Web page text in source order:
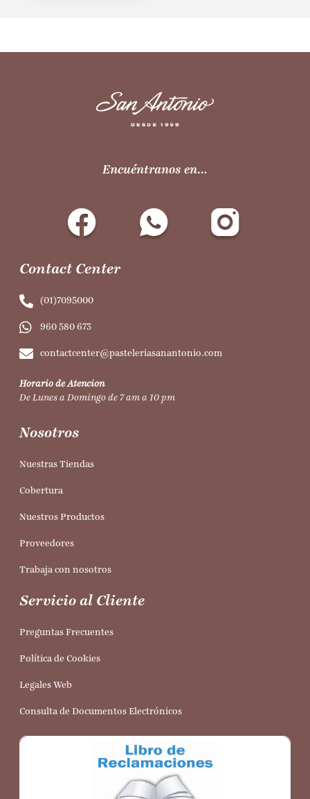
Encuéntranos en…
Contact Center
(01)7095000
960 580 673
contactcenter@pasteleriasanantonio.com
Horario de Atencion
De Lunes a Domingo de 7 am a 10 pm
Nosotros
Nuestras Tiendas
Cobertura
Nuestros Productos
Proveedores
Trabaja con nosotros
Servicio al Cliente
Preguntas Frecuentes
Política de Cookies
Legales Web
Consulta de Documentos Electrónicos